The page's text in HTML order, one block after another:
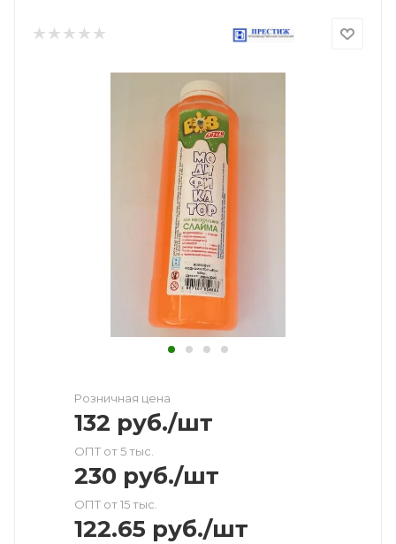
Розничная цена
132 руб./шт
ОПТ от 5 тыс.
230 руб./шт
ОПТ от 15 тыс.
122.65 руб./шт